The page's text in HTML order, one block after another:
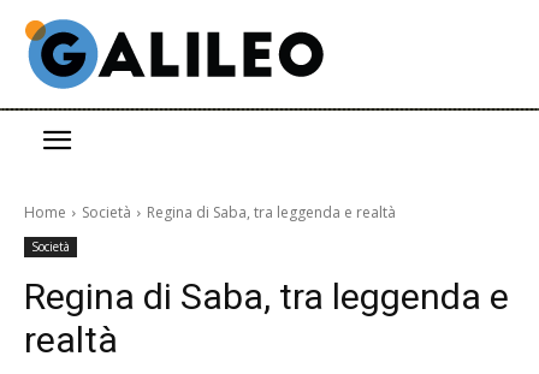
Home Società Regina di Saba, tra leggenda e realtà
Società
Regina di Saba, tra leggenda e
realtà